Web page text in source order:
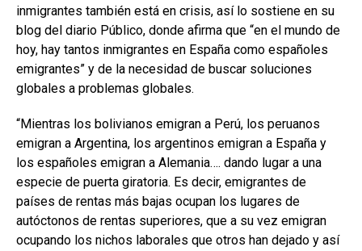
inmigrantes también está en crisis, así lo sostiene en su
blog del diario Público, donde afirma que “en el mundo de
hoy, hay tantos inmigrantes en España como españoles
emigrantes” y de la necesidad de buscar soluciones
globales a problemas globales.
“Mientras los bolivianos emigran a Perú, los peruanos
emigran a Argentina, los argentinos emigran a España y
los españoles emigran a Alemania…. dando lugar a una
especie de puerta giratoria. Es decir, emigrantes de
países de rentas más bajas ocupan los lugares de
autóctonos de rentas superiores, que a su vez emigran
ocupando los nichos laborales que otros han dejado y así